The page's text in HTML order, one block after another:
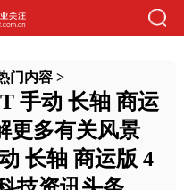
门内容>
手动 长轴 商运
更多有关风景
长轴 商运版 4